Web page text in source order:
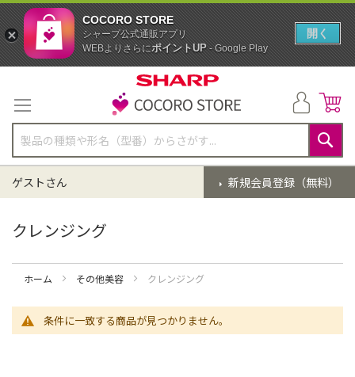
テ
ン
ツ
に
ス
キ
ッ
検
索
新規会員登録（無料）
ゲストさん
クレンジング
ホーム その他美容 クレンジング
条件に一致する商品が見つかりません。
COCORO STORE
シャープ公式通販アプリ
WEBよりさらにポイントUP- Google Play
開く